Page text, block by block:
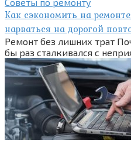
Как сэкономить на
нарваться на дорогой
Ремонт без лишних трат
бы раз сталкивался с